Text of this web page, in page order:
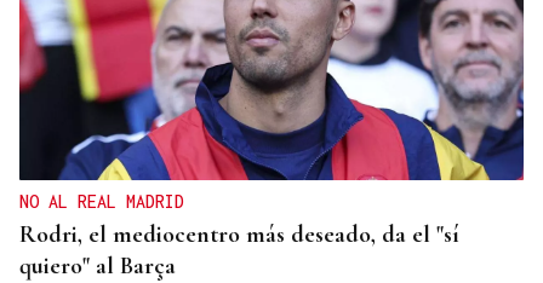
NO AL REAL MADRID
Rodri, el mediocentro más deseado, da el "sí
quiero" al Barça